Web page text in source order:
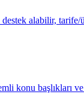
alabilir,
konu başlıkları ve